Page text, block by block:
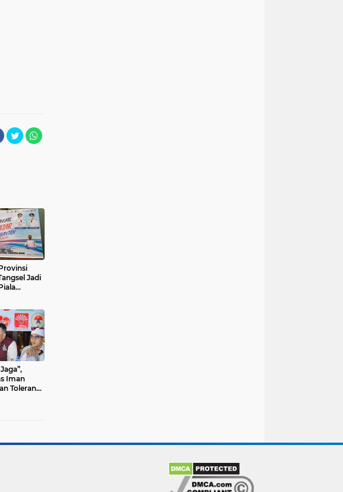
Jadi
Iman
Toleransi